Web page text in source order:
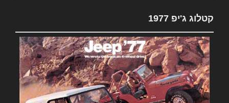
קטלוג ג'יפ 1977